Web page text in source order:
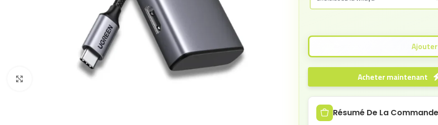
Acheter maintenant
Résumé De La Commande